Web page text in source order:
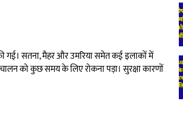
गई। सतना, मैहर और उमरिया समेत कई इलाकों में
को कुछ समय के लिए रोकना पड़ा। सुरक्षा कारणों